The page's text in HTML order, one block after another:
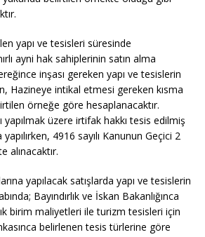
yapı ve tesisleri süresinde
ayni hak sahiplerinin satın alma
inşası gereken yapı ve tesislerin
Hazineye intikal etmesi gereken kısma
örneğe göre hesaplanacaktır.
yapılmak üzere irtifak hakkı tesis edilmiş
4916 sayılı Kanunun Geçici 2
alınacaktır.
yapılacak satışlarda yapı ve tesislerin
Bayındırlık ve İskan Bakanlığınca
birim maliyetleri ile turizm tesisleri için
belirlenen tesis türlerine göre